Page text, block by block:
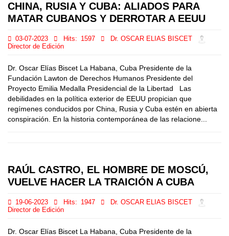
CHINA, RUSIA Y CUBA: ALIADOS PARA
MATAR CUBANOS Y DERROTAR A EEUU
03-07-2023 Hits: 1597
Dr. OSCAR ELIAS BISCET
Director de Edición
Dr. Oscar Elías Biscet La Habana, Cuba Presidente de la
Fundación Lawton de Derechos Humanos Presidente del
Proyecto Emilia Medalla Presidencial de la Libertad Las
debilidades en la política exterior de EEUU propician que
regímenes conducidos por China, Rusia y Cuba estén en abierta
conspiración. En la historia contemporánea de las relacione...
RAÚL CASTRO, EL HOMBRE DE MOSCÚ,
VUELVE HACER LA TRAICIÓN A CUBA
19-06-2023 Hits: 1947
Dr. OSCAR ELIAS BISCET
Director de Edición
Dr. Oscar Elías Biscet La Habana, Cuba Presidente de la